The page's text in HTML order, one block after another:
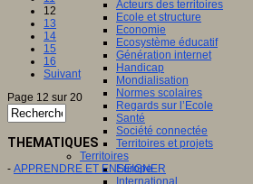
Acteurs des territoires
Ecole et structure
Economie
Ecosystème éducatif
Génération internet
Handicap
Mondialisation
Normes scolaires
Regards sur l’Ecole
Santé
Société connectée
Territoires et projets
Territoires
Europe
International
12
13
14
15
16
Suivant
Page 12 sur 20
THEMATIQUES
- APPRENDRE ET ENSEIGNER